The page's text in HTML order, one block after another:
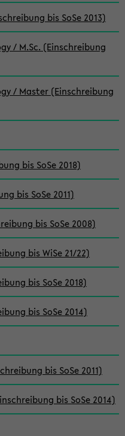
bis SoSe 2013)
/ M.Sc. (Einschreibung
/ Master (Einschreibung
bis SoSe 2018)
bis SoSe 2011)
bis SoSe 2008)
bis WiSe 21/22)
bis SoSe 2018)
bis SoSe 2014)
bis SoSe 2011)
bis SoSe 2014)